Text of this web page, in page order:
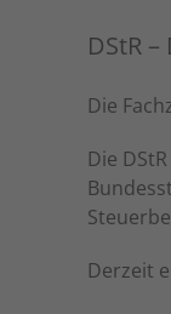
DStR
Die
Die
Derzeit